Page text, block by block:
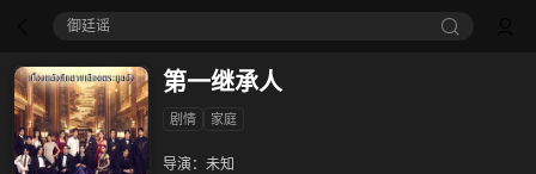
御廷谣‎
第一继承人
剧情 家庭
导演： 未知